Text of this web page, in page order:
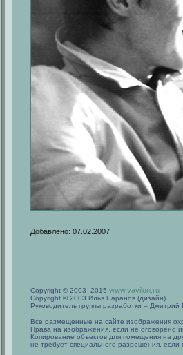
Добавлено: 07.02.2007
Copyright © 2003–2015 www.vavilon.ru
Copyright © 2003 Илья Баранов (дизайн)
Руководитель группы разработки – Дмитрий
Все размещенные на сайте изображения
Права на изображения, если не оговорено
Копирование объектов для помещения на
не требует специального разрешения, если